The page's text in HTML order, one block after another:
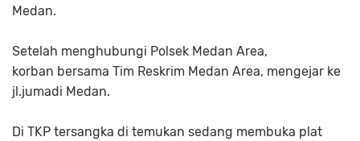
Medan.
Setelah menghubungi Polsek Medan Area,
korban bersama Tim Reskrim Medan Area, mengejar ke
jl.jumadi Medan.
Di TKP tersangka di temukan sedang membuka plat